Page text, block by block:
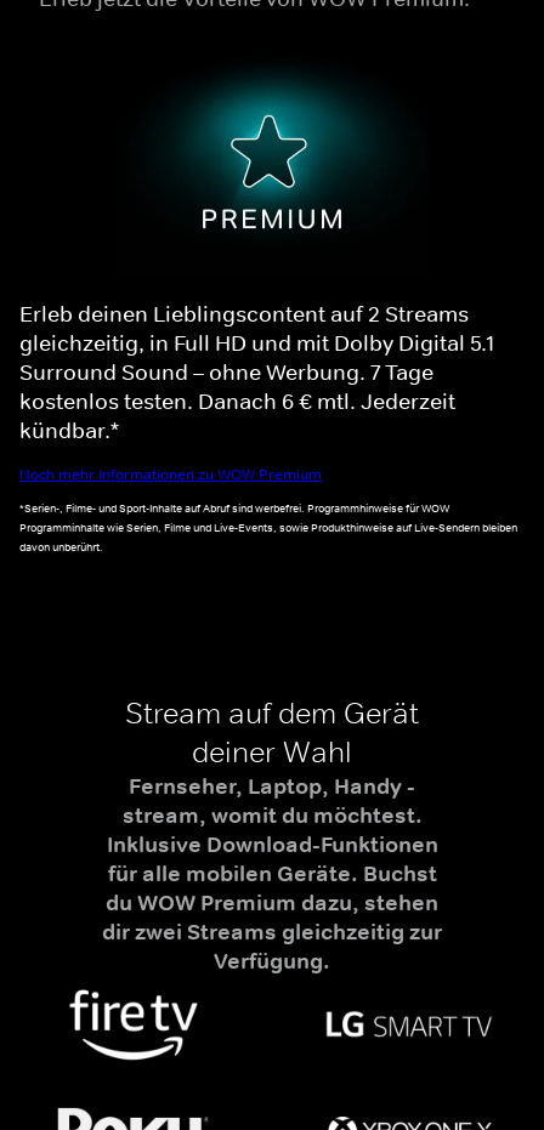
Erleb deinen Lieblingscontent auf 2 Streams
gleichzeitig, in Full HD und mit Dolby Digital 5.1
Surround Sound – ohne Werbung. 7 Tage
kostenlos testen. Danach 6 € mtl. Jederzeit
kündbar.*
Noch mehr Informationen zu WOW Premium
*Serien-, Filme- und Sport-Inhalte auf Abruf sind werbefrei. Programmhinweise für WOW
Programminhalte wie Serien, Filme und Live-Events, sowie Produkthinweise auf Live-Sendern bleiben
davon unberührt.
Stream auf dem Gerät
deiner Wahl
Fernseher, Laptop, Handy -
stream, womit du möchtest.
Inklusive Download-Funktionen
für alle mobilen Geräte. Buchst
du WOW Premium dazu, stehen
dir zwei Streams gleichzeitig zur
Verfügung.